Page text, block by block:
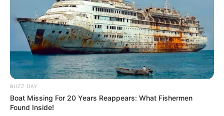
BUZZ DAY
Boat Missing For 20 Years Reappears: What Fishermen
Found Inside!